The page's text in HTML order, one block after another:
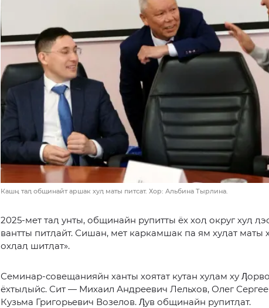
Кашң таӆ общинайт аршак хуӆ маты питсат. Хор: Альбина Тырлина.
2025-мет таӆ унты, общинайн рупитты ёх хоӆ округ хуӆ
вантты питӆайт. Сишан, мет каркамшак па ям хуӆат маты
охӆаӆ шитӆат».
Семинар-совещанияйн ханты хоятат кутан хуӆам ху
ёхтыӆыйс. Сит — Михаил Андреевич Лельхов, Олег
Кузьма Григорьевич Возелов. Ӆув общинайн рупитӆат.